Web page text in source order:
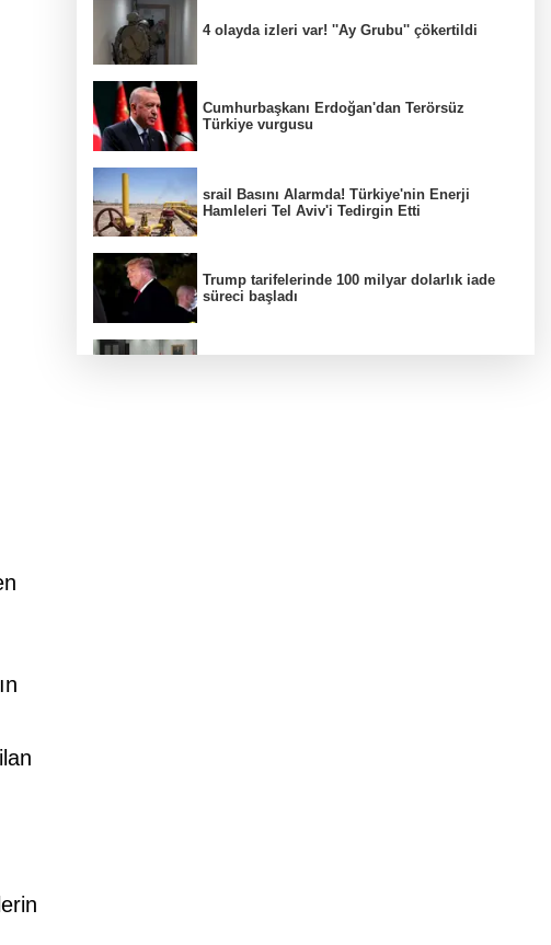
4 olayda izleri var! ''Ay Grubu'' çökertildi
Cumhurbaşkanı Erdoğan'dan Terörsüz
Türkiye vurgusu
srail Basını Alarmda! Türkiye'nin Enerji
Hamleleri Tel Aviv'i Tedirgin Etti
Trump tarifelerinde 100 milyar dolarlık iade
süreci başladı